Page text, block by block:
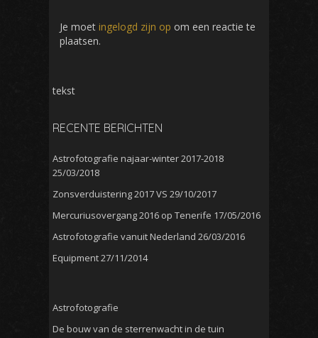
Je moet ingelogd zijn op om een reactie te
plaatsen.
tekst
RECENTE BERICHTEN
Astrofotografie najaar-winter 2017-2018
25/03/2018
Zonsverduistering 2017 VS 29/10/2017
Mercuriusovergang 2016 op Tenerife 17/05/2016
Astrofotografie vanuit Nederland 26/03/2016
Equipment27/11/2014
Astrofotografie
De bouw van de sterrenwacht in de tuin